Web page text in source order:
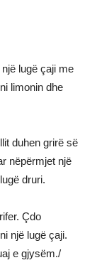
lugë çaji me
limonin dhe
duhen grirë së
nëpërmjet një
druri.
Çdo
një lugë çaji.
e gjysëm./